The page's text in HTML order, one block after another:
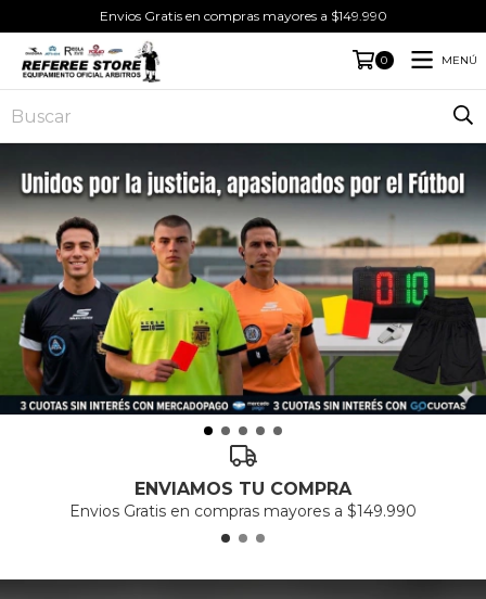
Envios Gratis en compras mayores a $149.990
0 MENÚ
ENVIAMOS TU COMPRA
Envios Gratis en compras mayores a $149.990